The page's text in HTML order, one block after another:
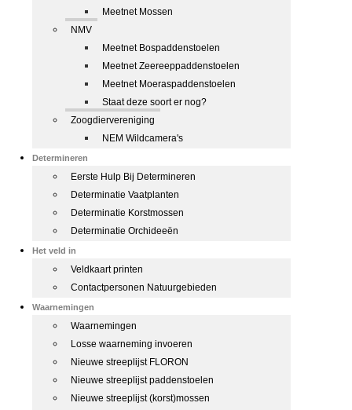
Meetnet Mossen
NMV
Meetnet Bospaddenstoelen
Meetnet Zeereeppaddenstoelen
Meetnet Moeraspaddenstoelen
Staat deze soort er nog?
Zoogdiervereniging
NEM Wildcamera's
Determineren
Eerste Hulp Bij Determineren
Determinatie Vaatplanten
Determinatie Korstmossen
Determinatie Orchideeën
Het veld in
Veldkaart printen
Contactpersonen Natuurgebieden
Waarnemingen
Waarnemingen
Losse waarneming invoeren
Nieuwe streeplijst FLORON
Nieuwe streeplijst paddenstoelen
Nieuwe streeplijst (korst)mossen